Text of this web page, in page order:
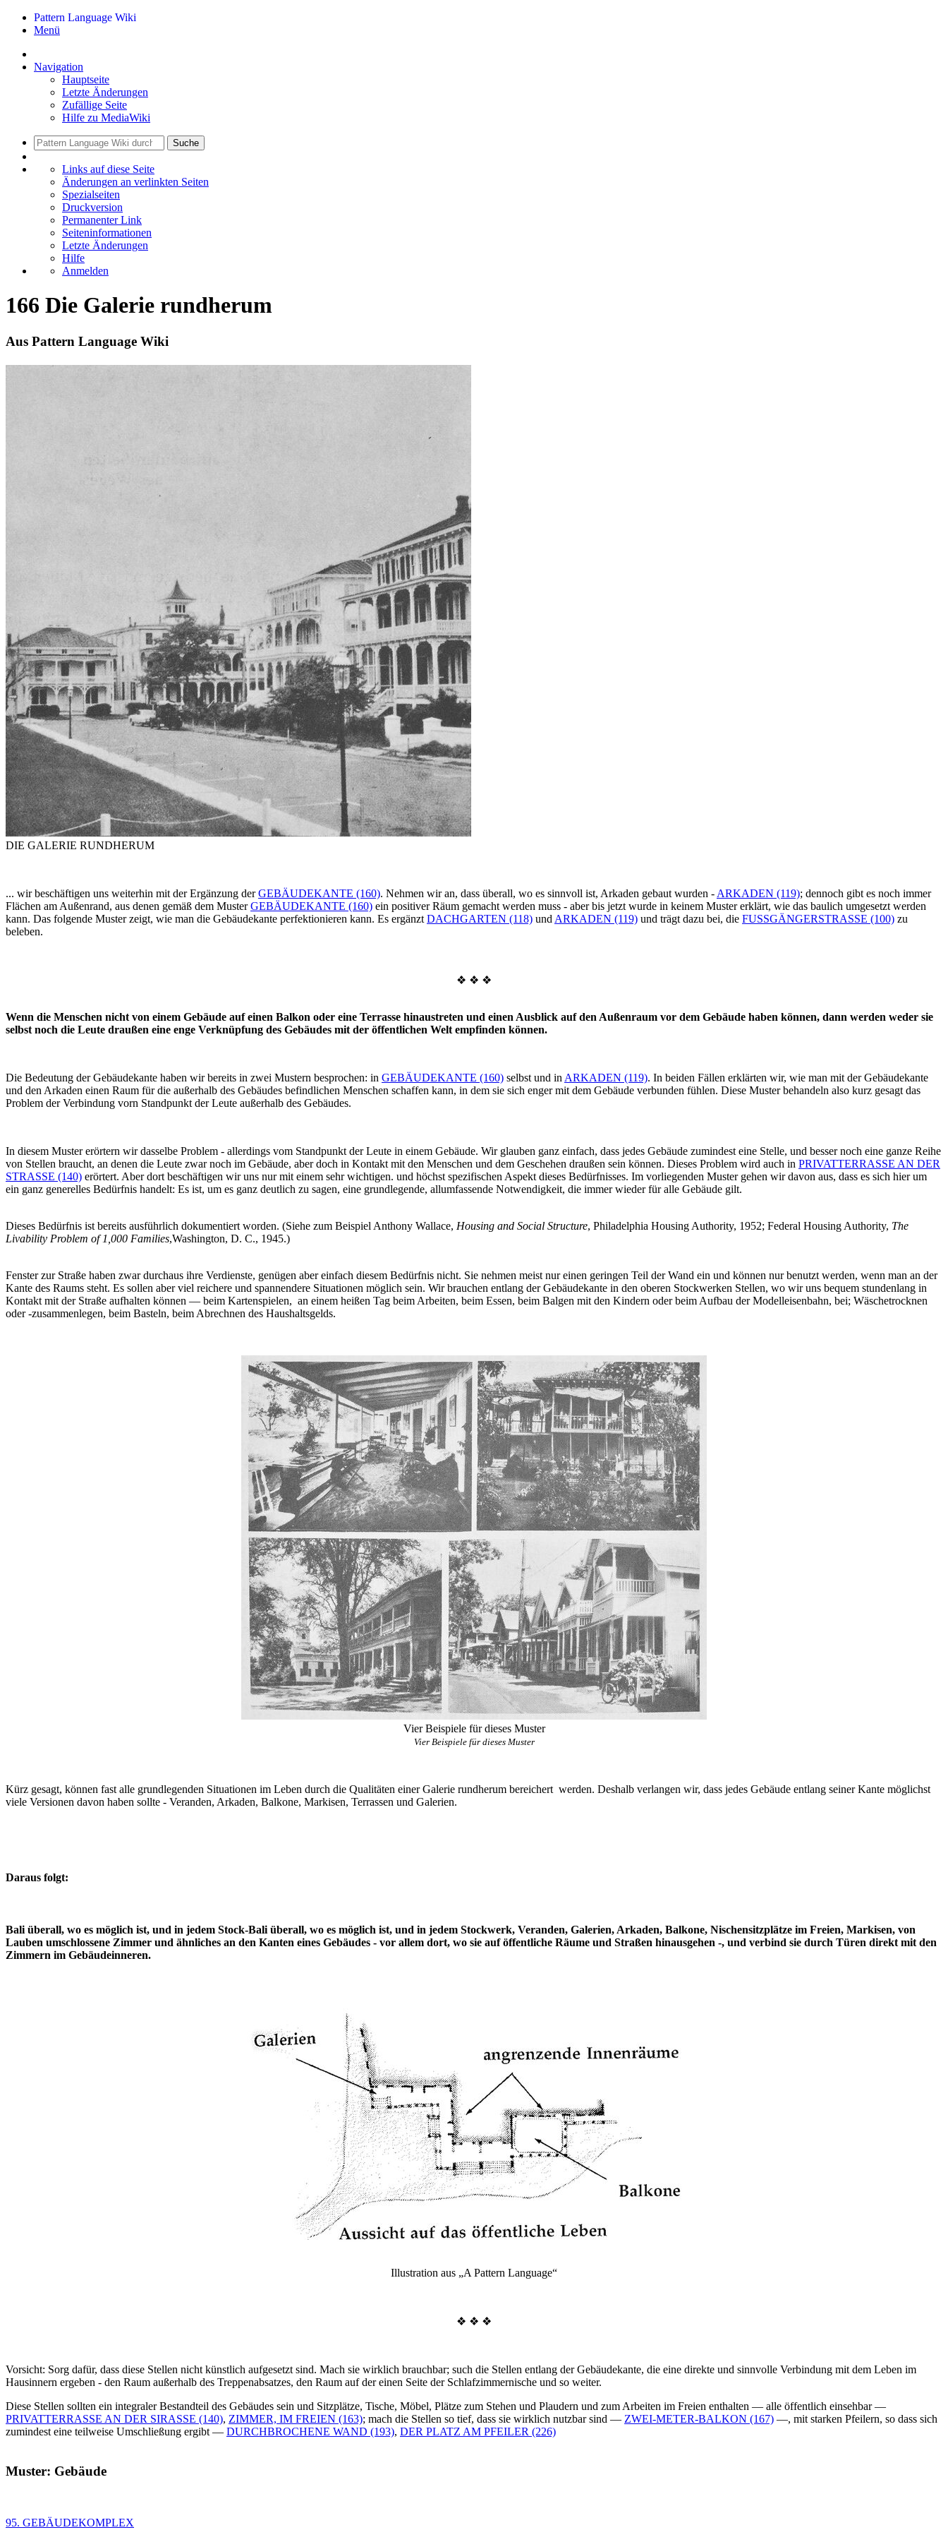
Pattern Language Wiki
Menü
Navigation
Hauptseite
Letzte Änderungen
Zufällige Seite
Hilfe zu MediaWiki
Suche
Links auf diese Seite
Änderungen an verlinkten Seiten
Spezialseiten
Druckversion
Permanenter Link
Seiten­informationen
Letzte Änderungen
Hilfe
Anmelden
166 Die Galerie rundherum
Aus Pattern Language Wiki
DIE GALERIE RUNDHERUM
... wir beschäftigen uns weiterhin mit der Ergänzung derGEBÄUDEKANTE (160). Nehmen wir an, dass überall, wo es sinnvoll ist, Arkaden gebaut wurden - ARKADEN (119); dennoch gibt es noch immer
Flächen am Außenrand, aus denen gemäß dem MusterGEBÄUDEKANTE (160) ein positiver Räum gemacht werden muss - aber bis jetzt wurde in keinem Muster erklärt, wie das baulich umgesetzt werden
kann. Das folgende Muster zeigt, wie man die Gebäudekante perfektionieren kann. Es ergänzt DACHGARTEN (118) und ARKADEN (119) und trägt dazu bei, die FUSSGÄNGERSTRASSE (100) zu
beleben.
❖ ❖ ❖
Wenn die Menschen nicht von einem Gebäude auf einen Balkon oder eine Terrasse hinaustreten und einen Ausblick auf den Außenraum vor dem Gebäude haben können, dann werden weder sie
selbst noch die Leute draußen eine enge Verknüpfung des Gebäudes mit der öffentlichen Welt empfinden können.
Die Bedeutung der Gebäudekante haben wir bereits in zwei Mustern besprochen: in GEBÄUDEKANTE (160) selbst und in ARKADEN (119). In beiden Fällen erklärten wir, wie man mit der Gebäudekante
und den Arkaden einen Raum für die außerhalb des Gebäudes befindlichen Menschen schaffen kann, in dem sie sich enger mit dem Gebäude verbunden fühlen. Diese Muster behandeln also kurz gesagt das
Problem der Verbindung vorn Standpunkt der Leute außerhalb des Gebäudes.
In diesem Muster erörtern wir dasselbe Problem - allerdings vom Standpunkt der Leute in einem Gebäude. Wir glauben ganz einfach, dass jedes Gebäude zumindest eine Stelle, und besser noch eine ganze Reihe
von Stellen braucht, an denen die Leute zwar noch im Gebäude, aber doch in Kontakt mit den Menschen und dem Geschehen draußen sein können. Dieses Problem wird auch in PRIVATTERRASSE AN DER
STRASSE (140) erörtert. Aber dort beschäftigen wir uns nur mit einem sehr wichtigen. und höchst spezifischen Aspekt dieses Bedürfnisses. Im vorliegenden Muster gehen wir davon aus, dass es sich hier um
ein ganz generelles Bedürfnis handelt: Es ist, um es ganz deutlich zu sagen, eine grundlegende, allumfassende Notwendigkeit, die immer wieder für alle Gebäude gilt.
Dieses Bedürfnis ist bereits ausführlich dokumentiert worden. (Siehe zum Beispiel Anthony Wallace, Housing and Social Structure, Philadelphia Housing Authority, 1952; Federal Housing Authority, The
Livability Problem of 1,000 Families,Washington, D. C., 1945.)
Fenster zur Straße haben zwar durchaus ihre Verdienste, genügen aber einfach diesem Bedürfnis nicht. Sie nehmen meist nur einen geringen Teil der Wand ein und können nur benutzt werden, wenn man an der
Kante des Raums steht. Es sollen aber viel reichere und spannendere Situationen möglich sein. Wir brauchen entlang der Gebäudekante in den oberen Stockwerken Stellen, wo wir uns bequem stundenlang in
Kontakt mit der Straße aufhalten können — beim Kartenspielen, an einem heißen Tag beim Arbeiten, beim Essen, beim Balgen mit den Kindern oder beim Aufbau der Modelleisenbahn, bei; Wäschetrocknen
oder -zusammenlegen, beim Basteln, beim Abrechnen des Haushaltsgelds.
Vier Beispiele für dieses Muster
Vier Beispiele für dieses Muster
Kürz gesagt, können fast alle grundlegenden Situationen im Leben durch die Qualitäten einer Galerie rundherum bereichert werden. Deshalb verlangen wir, dass jedes Gebäude entlang seiner Kante möglichst
viele Versionen davon haben sollte - Veranden, Arkaden, Balkone, Markisen, Terrassen und Galerien.
Daraus folgt:
Bali überall, wo es möglich ist, und in jedem Stock-Bali überall, wo es möglich ist, und in jedem Stockwerk, Veranden, Galerien, Arkaden, Balkone, Nischensitzplätze im Freien, Markisen, von
Lauben umschlossene Zimmer und ähnliches an den Kanten eines Gebäudes - vor allem dort, wo sie auf öffentliche Räume und Straßen hinausgehen -, und verbind sie durch Türen direkt mit den
Zimmern im Gebäudeinneren.
Illustration aus „A Pattern Language“
❖ ❖ ❖
Vorsicht: Sorg dafür, dass diese Stellen nicht künstlich aufgesetzt sind. Mach sie wirklich brauchbar; such die Stellen entlang der Gebäudekante, die eine direkte und sinnvolle Verbindung mit dem Leben im
Hausinnern ergeben - den Raum außerhalb des Treppenabsatzes, den Raum auf der einen Seite der Schlafzimmernische und so weiter.
Diese Stellen sollten ein integraler Bestandteil des Gebäudes sein und Sitzplätze, Tische, Möbel, Plätze zum Stehen und Plaudern und zum Arbeiten im Freien enthalten — alle öffentlich einsehbar —
PRIVATTERRASSE AN DER SIRASSE (140), ZIMMER, IM FREIEN (163); mach die Stellen so tief, dass sie wirklich nutzbar sind — ZWEI-METER-BALKON (167) —, mit starken Pfeilern, so dass sich
zumindest eine teilweise Umschließung ergibt — DURCHBROCHENE WAND (193), DER PLATZ AM PFEILER (226)
Muster: Gebäude
95. GEBÄUDEKOMPLEX